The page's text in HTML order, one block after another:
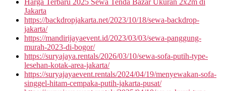
Jakarta
https://backdropjakarta.net/2023/10/18/sewa-backdrop-
jakarta/
https://mandirijayaevent.id/2023/03/03/sewa-panggung-
murah-2023-di-bogor/
https://suryajaya.rentals/2026/03/10/sewa-sofa-putih-type-
lesehan-kotak-area-jakarta/
https://suryajayaevent.rentals/2024/04/19/menyewakan-sofa-
singgel-hitam-cempaka-putih-jakarta-pusat/